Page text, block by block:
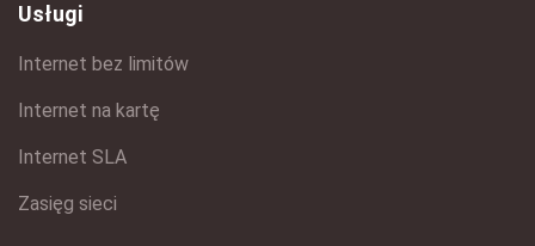
Usługi
Internet bez limitów
Internet na kartę
Internet SLA
Zasięg sieci